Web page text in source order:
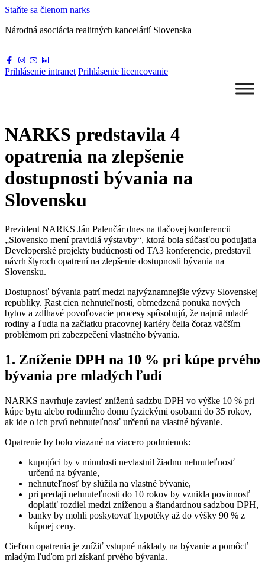
Staňte sa členom narks
Národná asociácia realitných kancelárií Slovenska
Prihlásenie intranet Prihlásenie licencovanie
NARKS predstavila 4
opatrenia na zlepšenie
dostupnosti bývania na
Slovensku
Prezident NARKS Ján Palenčár dnes na tlačovej konferencii
„Slovensko mení pravidlá výstavby“, ktorá bola súčasťou podujatia
Developerské projekty budúcnosti od TA3 konferencie, predstavil
návrh štyroch opatrení na zlepšenie dostupnosti bývania na
Slovensku.
Dostupnosť bývania patrí medzi najvýznamnejšie výzvy Slovenskej
republiky. Rast cien nehnuteľností, obmedzená ponuka nových
bytov a zdĺhavé povoľovacie procesy spôsobujú, že najmä mladé
rodiny a ľudia na začiatku pracovnej kariéry čelia čoraz väčším
problémom pri zabezpečení vlastného bývania.
1. Zníženie DPH na 10 % pri kúpe prvého
bývania pre mladých ľudí
NARKS navrhuje zaviesť zníženú sadzbu DPH vo výške 10 % pri
kúpe bytu alebo rodinného domu fyzickými osobami do 35 rokov,
ak ide o ich prvú nehnuteľnosť určenú na vlastné bývanie.
Opatrenie by bolo viazané na viacero podmienok:
kupujúci by v minulosti nevlastnil žiadnu nehnuteľnosť
určenú na bývanie,
nehnuteľnosť by slúžila na vlastné bývanie,
pri predaji nehnuteľnosti do 10 rokov by vznikla povinnosť
doplatiť rozdiel medzi zníženou a štandardnou sadzbou DPH,
banky by mohli poskytovať hypotéky až do výšky 90 % z
kúpnej ceny.
Cieľom opatrenia je znížiť vstupné náklady na bývanie a pomôcť
mladým ľuďom pri získaní prvého bývania.